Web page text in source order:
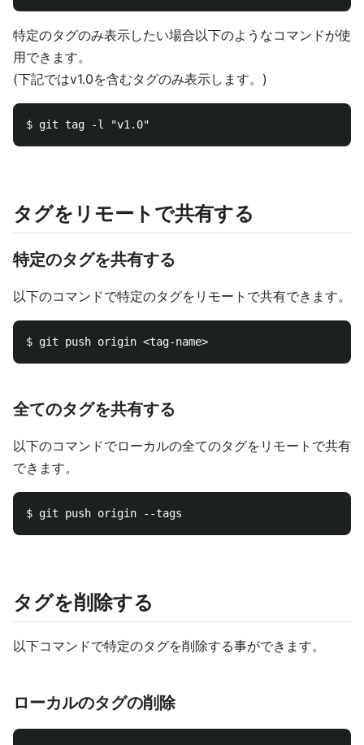
特定のタグのみ表示したい場合以下のようなコマンドが使
用できます。
(下記ではv1.0を含むタグのみ表示します。)
タグをリモートで共有する
特定のタグを共有する
以下のコマンドで特定のタグをリモートで共有できます。
全てのタグを共有する
以下のコマンドでローカルの全てのタグをリモートで共有
できます。
タグを削除する
以下コマンドで特定のタグを削除する事ができます。
ローカルのタグの削除